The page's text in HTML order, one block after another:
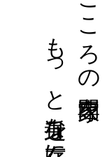
こころの専門家を
もっと身近な存在に